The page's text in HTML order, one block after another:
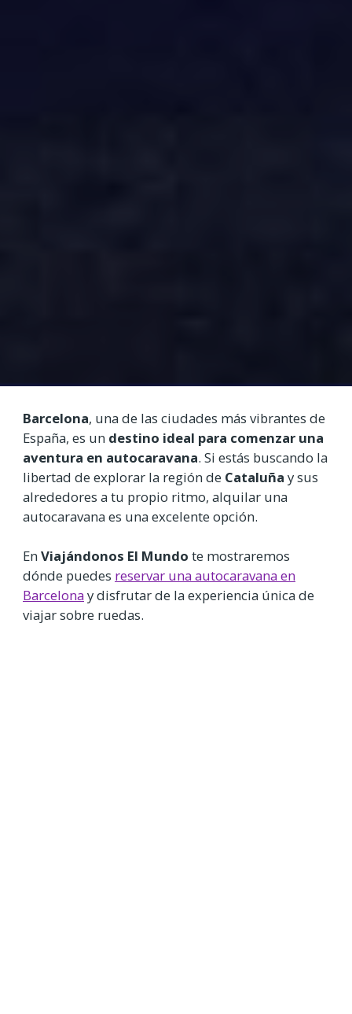
Barcelona, una de las ciudades más vibrantes de
España, es un destino ideal para comenzar una
aventura en autocaravana. Si estás buscando la
libertad de explorar la región de Cataluña y sus
alrededores a tu propio ritmo, alquilar una
autocaravana es una excelente opción.
EnViajándonos El Mundo te mostraremos
dónde puedes reservar una autocaravana en
Barcelonay disfrutar de la experiencia única de
viajar sobre ruedas.